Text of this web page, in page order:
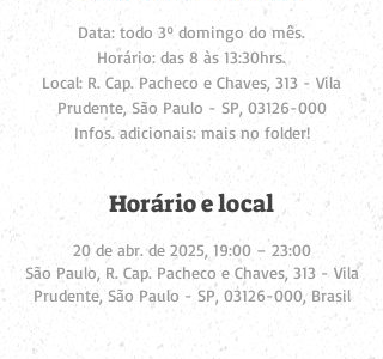
Data: todo 3º domingo do mês.
Horário: das 8 às 13:30hrs.
Local: R. Cap. Pacheco e Chaves, 313 - Vila
Prudente, São Paulo - SP, 03126-000
Infos. adicionais: mais no folder!
Horário e local
20 de abr. de 2025, 19:00 – 23:00
São Paulo, R. Cap. Pacheco e Chaves, 313 - Vila
Prudente, São Paulo - SP, 03126-000, Brasil